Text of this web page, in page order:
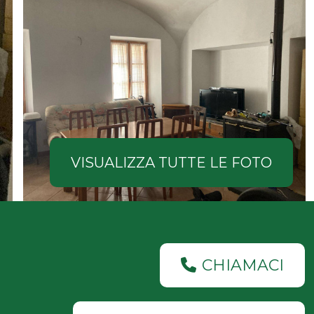
VISUALIZZA TUTTE LE FOTO
CHIAMACI